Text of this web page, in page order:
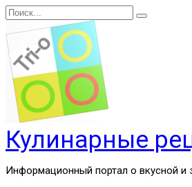
Перейти
к
содержанию
Search
for:
Кулинарные
Информационный портал о вкусной и